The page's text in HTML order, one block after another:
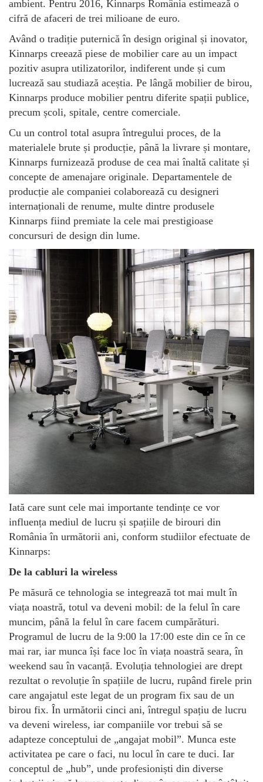
ambient. Pentru 2016, Kinnarps România estimează o
cifră de afaceri de trei milioane de euro.
Având o tradiție puternică în design original și inovator,
Kinnarps creează piese de mobilier care au un impact
pozitiv asupra utilizatorilor, indiferent unde și cum
lucrează sau studiază aceștia. Pe lângă mobilier de birou,
Kinnarps produce mobilier pentru diferite spații publice,
precum școli, spitale, centre comerciale.
Cu un control total asupra întregului proces, de la
materialele brute și producție, până la livrare și montare,
Kinnarps furnizează produse de cea mai înaltă calitate și
concepte de amenajare originale. Departamentele de
producție ale companiei colaborează cu designeri
internaționali de renume, multe dintre produsele
Kinnarps fiind premiate la cele mai prestigioase
concursuri de design din lume.
Iată care sunt cele mai importante tendințe ce vor
influența mediul de lucru și spațiile de birouri din
România în următorii ani, conform studiilor efectuate de
Kinnarps:
De la cabluri la wireless
Pe măsură ce tehnologia se integrează tot mai mult în
viața noastră, totul va deveni mobil: de la felul în care
muncim, până la felul în care facem cumpărături.
Programul de lucru de la 9:00 la 17:00 este din ce în ce
mai rar, iar munca își face loc în viața noastră seara, în
weekend sau în vacanță. Evoluția tehnologiei are drept
rezultat o revoluție în spațiile de lucru, rupând firele prin
care angajatul este legat de un program fix sau de un
birou fix. În următorii cinci ani, întregul spațiu de lucru
va deveni wireless, iar companiile vor trebui să se
adapteze conceptului de „angajat mobil”. Munca este
activitatea pe care o faci, nu locul în care te duci. Iar
conceptul de „hub”, unde profesioniști din diverse